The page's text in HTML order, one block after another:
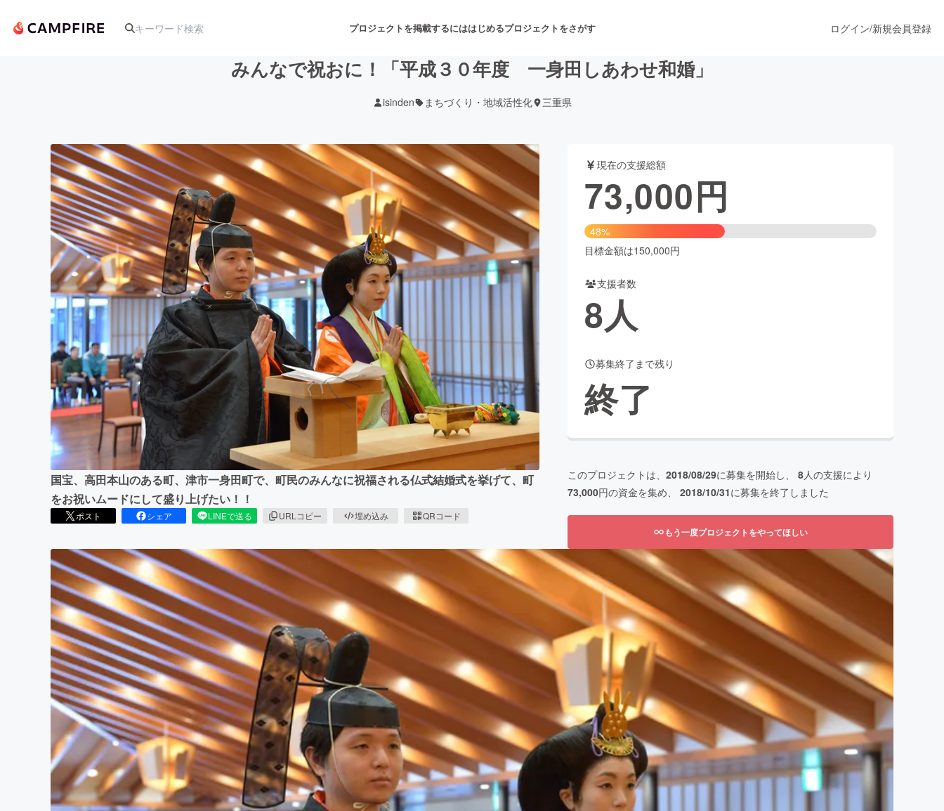
プロジェクトを掲載するにははじめるプロジェクトをさがす
アート・写真 音楽 舞台・パフォーマンス
テクノロジー・ガジェット ゲーム・サービス開発 フード・飲食店 ファッション
映像・映画 書籍・雑誌出版 アニメ・漫画
ビジネス・起業 チャレンジ ビューティー・ヘルスケア
まちづくり・地域活性化
CAMPFIRE for Social Good
CAMPFIRE Creation
CAMPFIREふるさと納税
machi-yaコミュニティ
ログイン/新規会員登録
みんなで祝おに！「平成３０年度 一身田しあわせ和婚」
isinden まちづくり・地域活性化 三重県
国宝、高田本山のある町、津市一身田町で、町民のみんなに祝福される仏式結婚式を挙げて、町
をお祝いムードにして盛り上げたい！！
ポスト シェア LINEで送る URLコピー 埋め込み QRコード
現在の支援総額
73,000円
48%
目標金額は150,000円
支援者数
8人
募集終了まで残り
終了
このプロジェクトは、 2018/08/29に募集を開始し、 8人の支援により
73,000円の資金を集め、 2018/10/31に募集を終了しました
もう一度プロジェクトをやってほしい